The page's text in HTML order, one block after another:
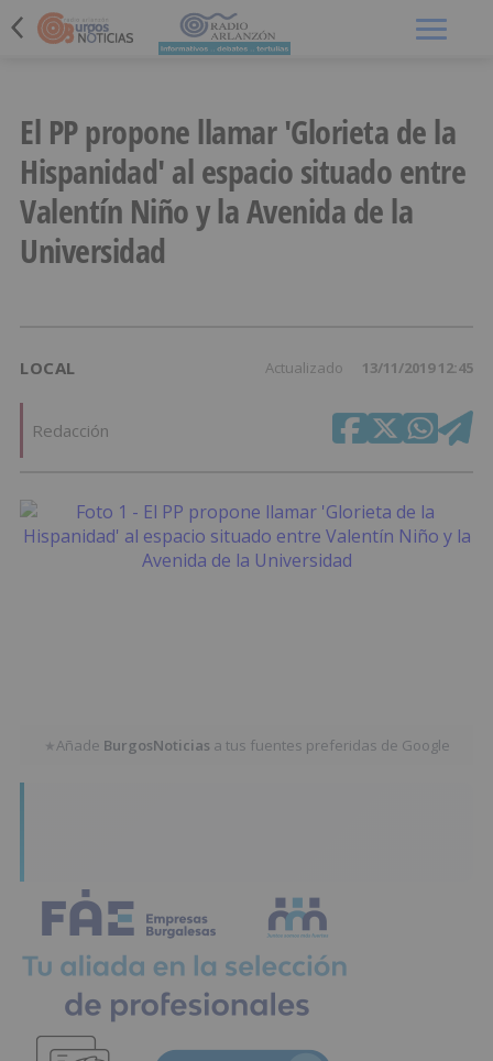
El PP propone llamar 'Glorieta de la
Hispanidad' al espacio situado entre
Valentín Niño y la Avenida de la
Universidad
LOCAL Actualizado 13/11/2019 12:45
Redacción
★Añade BurgosNoticias a tus fuentes preferidas de Google